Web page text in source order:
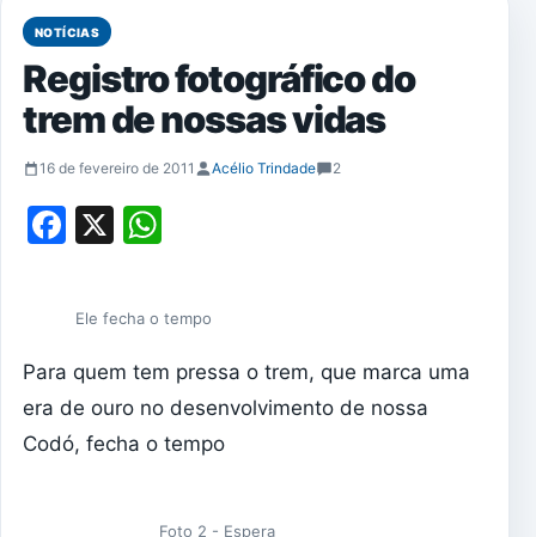
NOTÍCIAS
Registro fotográfico do
trem de nossas vidas
16 de fevereiro de 2011 Acélio Trindade 2
Facebook
X
Ele fecha o tempo
Para quem tem pressa o trem, que marca uma
era de ouro no desenvolvimento de nossa
Codó, fecha o tempo
Foto 2 - Espera